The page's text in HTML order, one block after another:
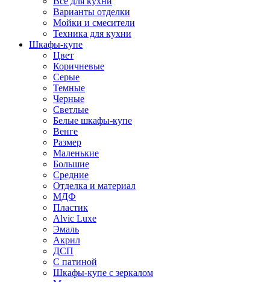
Варианты отделки
Мойки и смесители
Техника для кухни
Шкафы-купе
Цвет
Коричневые
Серые
Темные
Черные
Светлые
Белые шкафы-купе
Венге
Размер
Маленькие
Большие
Средние
Отделка и материал
МДФ
Пластик
Alvic Luxe
Эмаль
Акрил
ДСП
С патиной
Шкафы-купе с зеркалом